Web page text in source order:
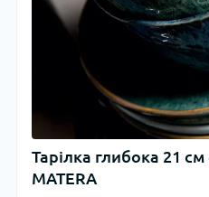
Тарілка глибока 21
MATERA